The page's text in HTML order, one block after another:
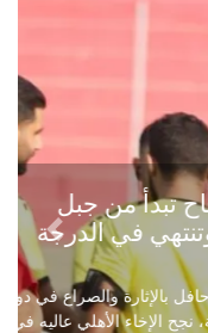
في دوري
عاليه في
Next